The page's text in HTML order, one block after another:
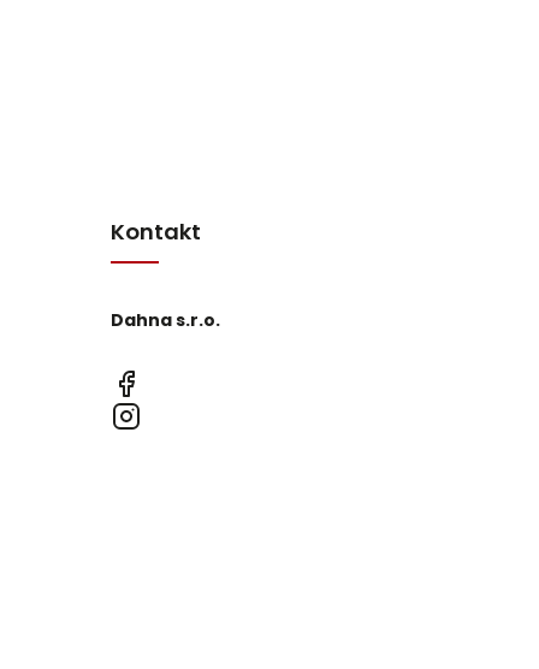
Kontakt
Dahna s.r.o.